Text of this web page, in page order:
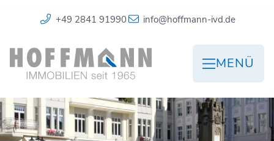
+49 2841 91990 info@hoffmann-ivd.de
MENÜ